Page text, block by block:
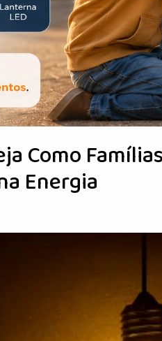
Como
Energia